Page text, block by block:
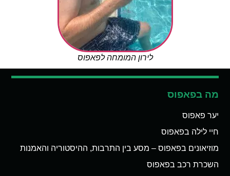
לירון המומחה לפאפוס
מה בפאפוס
יער פאפוס
חיי לילה בפאפוס
מוזיאונים בפאפוס – מסע בין התרבות, ההיסטוריה והאמנות
השכרת רכב בפאפוס